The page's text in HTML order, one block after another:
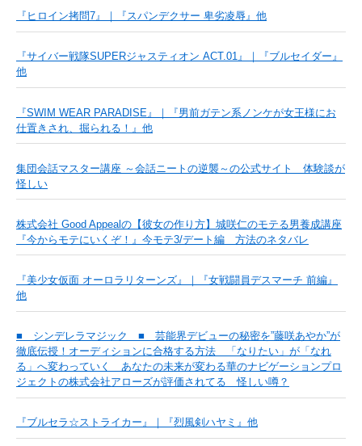
『ヒロイン拷問7』｜『スパンデクサー 卑劣凌辱』他
『サイバー戦隊SUPERジャスティオン ACT.01』｜『ブルセイダー』
他
『SWIM WEAR PARADISE』｜『男前ガテン系ノンケが女王様にお
仕置きされ、掘られる！』他
集団会話マスター講座 ～会話ニートの逆襲～の公式サイト 体験談が
怪しい
株式会社 Good Appealの【彼女の作り方】城咲仁のモテる男養成講座
『今からモテにいくぞ！』今モテ3/デート編 方法のネタバレ
『美少女仮面 オーロラリターンズ』｜『女戦闘員デスマーチ 前編』
他
■ シンデレラマジック ■ 芸能界デビューの秘密を”藤咲あやか”が
徹底伝授！オーディションに合格する方法 「なりたい」が「なれ
る」へ変わっていく あなたの未来が変わる華のナビゲーションプロ
ジェクトの株式会社アローズが評価されてる 怪しい噂？
『ブルセラ☆ストライカー』｜『烈風剣ハヤミ』他